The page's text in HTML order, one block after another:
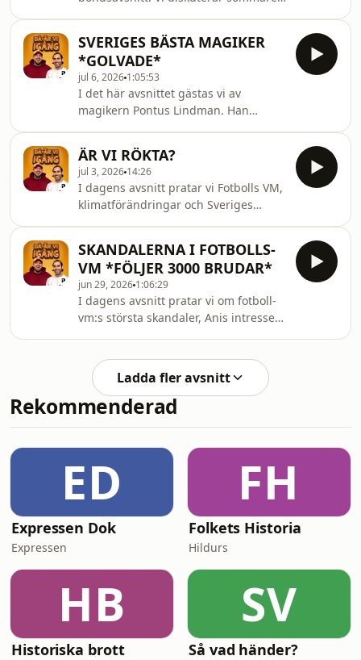
och Berra öppnar upp sig om sin 39-
årskris. Hosted on Acast. See
acast.com/privacy for more
information.
SVERIGES BÄSTA MAGIKER
*GOLVADE*
jul 6, 2026 1:05:53
I det här avsnittet gästas vi av
magikern Pontus Lindman. Han
får oss att tappa hakan, samtidigt
som vi pratar om magi, psykologi och
livet bakom kulisserna. Ett avsnitt du
inte vill missa! Hosted on Acast. See
acast.com/privacy for more
information.
ÄR VI RÖKTA?
jul 3, 2026 14:26
I dagens avsnitt pratar vi Fotbolls VM,
klimatförändringar och Sveriges
information.
SKANDALERNA I FOTBOLLS-
VM *FÖLJER 3000 BRUDAR*
jun 29, 2026 1:06:29
I dagens avsnitt pratar vi om fotboll-
vm:s största skandaler, Anis intresse
acast.com/privacy for more
information.Ladda fler avsnitt
Rekommenderad
ED
Expressen Dok
Expressen
FH
Folkets Historia
Hildurs
HB
Historiska brott
SV
Så vad händer?